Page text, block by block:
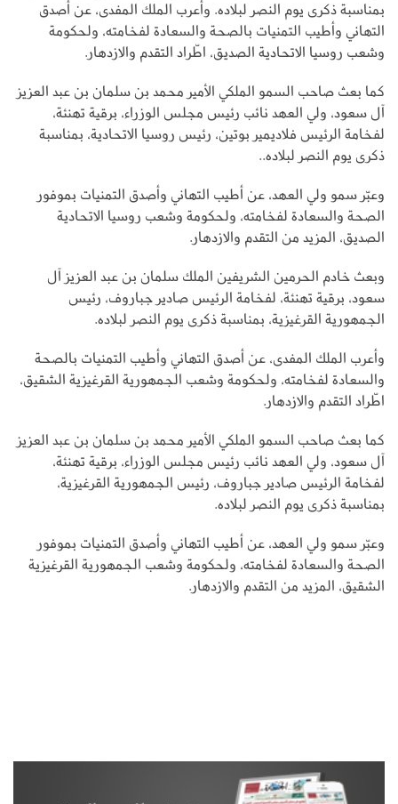
بمناسبة ذكرى يوم النصر لبلاده. وأعرب الملك المفدى، عن أصدق
التهاني وأطيب التمنيات بالصحة والسعادة لفخامته، ولحكومة
وشعب روسيا الاتحادية الصديق، اطّراد التقدم والازدهار.
كما بعث صاحب السمو الملكي الأمير محمد بن سلمان بن عبد العزيز
آل سعود، ولي العهد نائب رئيس مجلس الوزراء، برقية تهنئة،
لفخامة الرئيس فلاديمير بوتين، رئيس روسيا الاتحادية، بمناسبة
ذكرى يوم النصر لبلاده..
وعبّر سمو ولي العهد، عن أطيب التهاني وأصدق التمنيات بموفور
الصحة والسعادة لفخامته، ولحكومة وشعب روسيا الاتحادية
الصديق، المزيد من التقدم والازدهار.
وبعث خادم الحرمين الشريفين الملك سلمان بن عبد العزيز آل
سعود، برقية تهنئة، لفخامة الرئيس صادير جباروف، رئيس
الجمهورية القرغيزية، بمناسبة ذكرى يوم النصر لبلاده.
وأعرب الملك المفدى، عن أصدق التهاني وأطيب التمنيات بالصحة
والسعادة لفخامته، ولحكومة وشعب الجمهورية القرغيزية الشقيق،
اطّراد التقدم والازدهار.
كما بعث صاحب السمو الملكي الأمير محمد بن سلمان بن عبد العزيز
آل سعود، ولي العهد نائب رئيس مجلس الوزراء، برقية تهنئة،
لفخامة الرئيس صادير جباروف، رئيس الجمهورية القرغيزية،
بمناسبة ذكرى يوم النصر لبلاده.
وعبّر سمو ولي العهد، عن أطيب التهاني وأصدق التمنيات بموفور
الصحة والسعادة لفخامته، ولحكومة وشعب الجمهورية القرغيزية
الشقيق، المزيد من التقدم والازدهار.